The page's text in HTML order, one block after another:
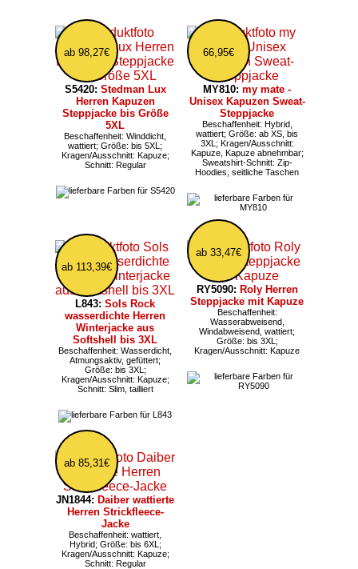
ab 98,27€
S5420: Stedman Lux
Herren Kapuzen
Steppjacke bis Größe
5XL
Beschaffenheit: Winddicht,
wattiert; Größe: bis 5XL;
Kragen/Ausschnitt: Kapuze;
Schnitt: Regular
66,95€
MY810: my mate -
Unisex Kapuzen Sweat-
Steppjacke
Beschaffenheit: Hybrid,
wattiert; Größe: ab XS, bis
3XL; Kragen/Ausschnitt:
Kapuze, Kapuze abnehmbar;
Sweatshirt-Schnitt: Zip-
Hoodies, seitliche Taschen
ab 113,39€
L843: Sols Rock
wasserdichte Herren
Winterjacke aus
Softshell bis 3XL
Beschaffenheit: Wasserdicht,
Atmungsaktiv, gefüttert;
Größe: bis 3XL;
Kragen/Ausschnitt: Kapuze;
Schnitt: Slim, tailliert
ab 33,47€
RY5090: Roly Herren
Steppjacke mit Kapuze
Beschaffenheit:
Wasserabweisend,
Windabweisend, wattiert;
Größe: bis 3XL;
Kragen/Ausschnitt: Kapuze
ab 85,31€
JN1844: Daiber wattierte
Herren Strickfleece-
Jacke
Beschaffenheit: wattiert,
Hybrid; Größe: bis 6XL;
Kragen/Ausschnitt: Kapuze;
Schnitt: Regular